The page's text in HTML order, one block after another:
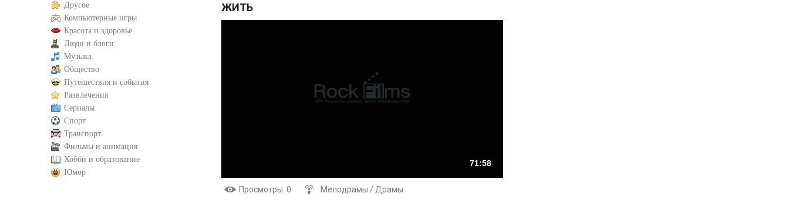
ЖИТЬ
71:58
Просмотры: 0 Мелодрамы / Драмы
Другое
Компьютерные игры
Красота и здоровье
Люди и блоги
Музыка
Общество
Путешествия и события
Развлечения
Сериалы
Спорт
Транспорт
Фильмы и анимация
Хобби и образование
Юмор